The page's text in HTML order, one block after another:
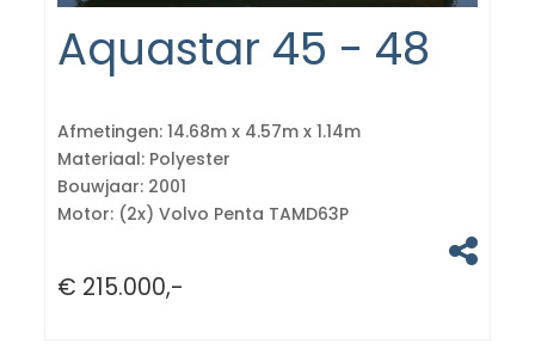
Aquastar 45 - 48
Afmetingen: 14.68m x 4.57m x 1.14m
Materiaal: Polyester
Bouwjaar: 2001
Motor: (2x) Volvo Penta TAMD63P
€ 215.000,-